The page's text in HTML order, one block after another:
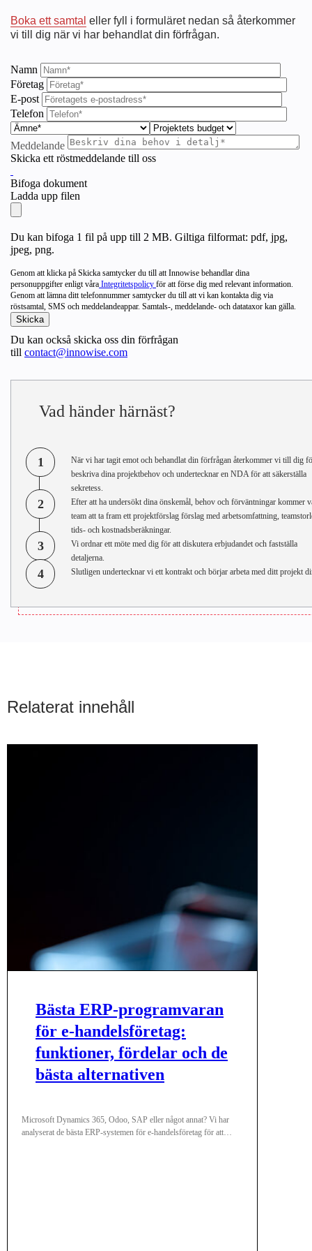
Boka ett samtal eller fyll i formuläret nedan så återkommer
vi till dig när vi har behandlat din förfrågan.
Namn
Företag
E-post
Telefon
Meddelande
Skicka ett röstmeddelande till oss
Bifoga dokument
Ladda upp filen
Du kan bifoga 1 fil på upp till 2 MB. Giltiga filformat: pdf, jpg,
jpeg, png.
Genom att klicka på Skicka samtycker du till att Innowise behandlar dina
personuppgifter enligt våra Integritetspolicy för att förse dig med relevant information.
Genom att lämna ditt telefonnummer samtycker du till att vi kan kontakta dig via
röstsamtal, SMS och meddelandeappar. Samtals-, meddelande- och datataxor kan gälla.
Du kan också skicka oss din förfrågan
till contact@innowise.com
Vad händer härnäst?
1
När vi har tagit emot och behandlat din förfrågan återkommer vi till dig
beskriva dina projektbehov och undertecknar en NDA för att säkerställa
sekretess.
2
Efter att ha undersökt dina önskemål, behov och förväntningar kommer
team att ta fram ett projektförslag förslag med arbetsomfattning,
tids- och kostnadsberäkningar.
3
Vi ordnar ett möte med dig för att diskutera erbjudandet och fastställa
detaljerna.
4 Slutligen undertecknar vi ett kontrakt och börjar arbeta med ditt projekt
Relaterat innehåll
Bästa ERP-programvaran
för e-handelsföretag:
funktioner, fördelar och de
bästa alternativen
Microsoft Dynamics 365, Odoo, SAP eller något annat? Vi har
analyserat de bästa ERP-systemen för e-handelsföretag för att